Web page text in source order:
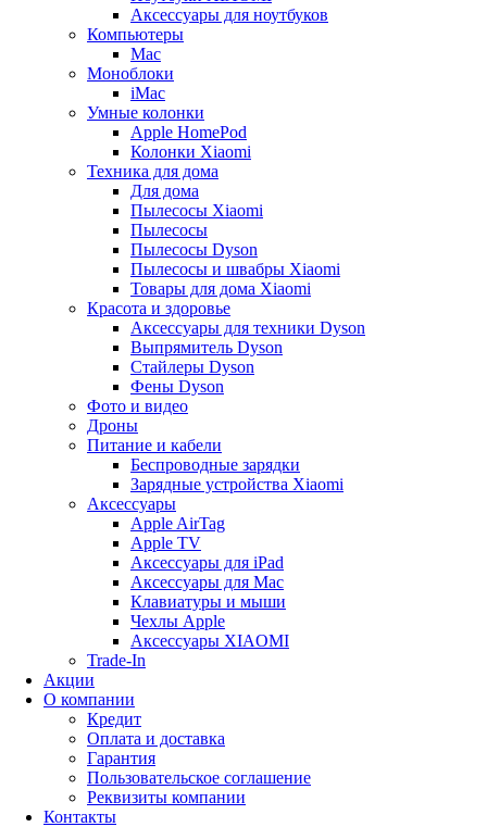
Аксессуары для ноутбуков
Компьютеры
Mac
Моноблоки
iMac
Умные колонки
Apple HomePod
Колонки Xiaomi
Техника для дома
Для дома
Пылесосы Xiaomi
Пылесосы
Пылесосы Dyson
Пылесосы и швабры Xiaomi
Товары для дома Xiaomi
Красота и здоровье
Аксессуары для техники Dyson
Выпрямитель Dyson
Стайлеры Dyson
Фены Dyson
Фото и видео
Дроны
Питание и кабели
Беспроводные зарядки
Зарядные устройства Xiaomi
Аксессуары
Apple AirTag
Apple TV
Аксессуары для iPad
Аксессуары для Mac
Клавиатуры и мыши
Чехлы Apple
Аксессуары XIAOMI
Trade-In
Акции
О компании
Кредит
Оплата и доставка
Гарантия
Пользовательское соглашение
Реквизиты компании
Контакты